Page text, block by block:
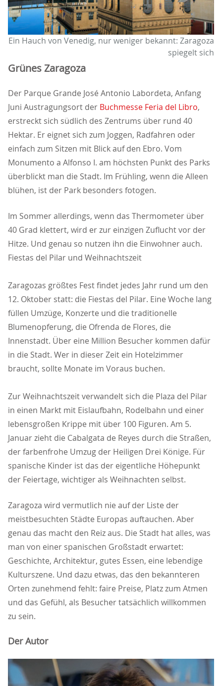
Ein Hauch von Venedig, nur weniger bekannt: Zaragoza
spiegelt sich
Grünes Zaragoza
Der Parque Grande José Antonio Labordeta, Anfang
Juni Austragungsort der Buchmesse Feria del Libro,
erstreckt sich südlich des Zentrums über rund 40
Hektar. Er eignet sich zum Joggen, Radfahren oder
einfach zum Sitzen mit Blick auf den Ebro. Vom
Monumento a Alfonso I. am höchsten Punkt des Parks
überblickt man die Stadt. Im Frühling, wenn die Alleen
blühen, ist der Park besonders fotogen.
Im Sommer allerdings, wenn das Thermometer über
40 Grad klettert, wird er zur einzigen Zuflucht vor der
Hitze. Und genau so nutzen ihn die Einwohner auch.
Fiestas del Pilar und Weihnachtszeit
Zaragozas größtes Fest findet jedes Jahr rund um den
12. Oktober statt: die Fiestas del Pilar. Eine Woche lang
füllen Umzüge, Konzerte und die traditionelle
Blumenopferung, die Ofrenda de Flores, die
Innenstadt. Über eine Million Besucher kommen dafür
in die Stadt. Wer in dieser Zeit ein Hotelzimmer
braucht, sollte Monate im Voraus buchen.
Zur Weihnachtszeit verwandelt sich die Plaza del Pilar
in einen Markt mit Eislaufbahn, Rodelbahn und einer
lebensgroßen Krippe mit über 100 Figuren. Am 5.
Januar zieht die Cabalgata de Reyes durch die Straßen,
der farbenfrohe Umzug der Heiligen Drei Könige. Für
spanische Kinder ist das der eigentliche Höhepunkt
der Feiertage, wichtiger als Weihnachten selbst.
Zaragoza wird vermutlich nie auf der Liste der
meistbesuchten Städte Europas auftauchen. Aber
genau das macht den Reiz aus. Die Stadt hat alles, was
man von einer spanischen Großstadt erwartet:
Geschichte, Architektur, gutes Essen, eine lebendige
Kulturszene. Und dazu etwas, das den bekannteren
Orten zunehmend fehlt: faire Preise, Platz zum Atmen
und das Gefühl, als Besucher tatsächlich willkommen
zu sein.
Der Autor